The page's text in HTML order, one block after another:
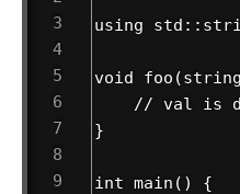
using
void
// val is
}
int main() {